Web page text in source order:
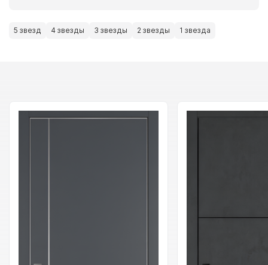
5 звезд 4 звезды 3 звезды 2 звезды 1 звезда